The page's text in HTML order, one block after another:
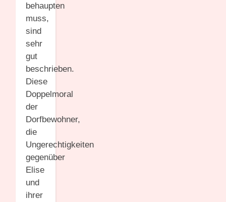
behaupten
muss,
sind
sehr
gut
beschrieben.
Diese
Doppelmoral
der
Dorfbewohner,
die
Ungerechtigkeiten
gegenüber
Elise
und
ihrer